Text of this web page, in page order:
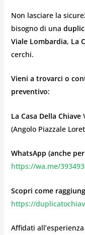
Non lasciare la
bisogno di una
Viale Lombardia, La
cerchi.
Vieni a trovarci o
preventivo:
La Casa Della Chiave
(Angolo Piazzale
WhatsApp (anche
https://wa.me/
Scopri come
https://
Affidati